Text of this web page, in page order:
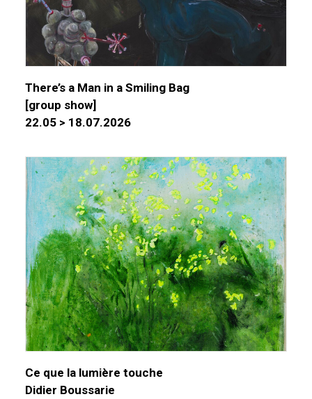
There’s a Man in a Smiling Bag
[group show]
22.05 > 18.07.2026
Ce que la lumière touche
Didier Boussarie